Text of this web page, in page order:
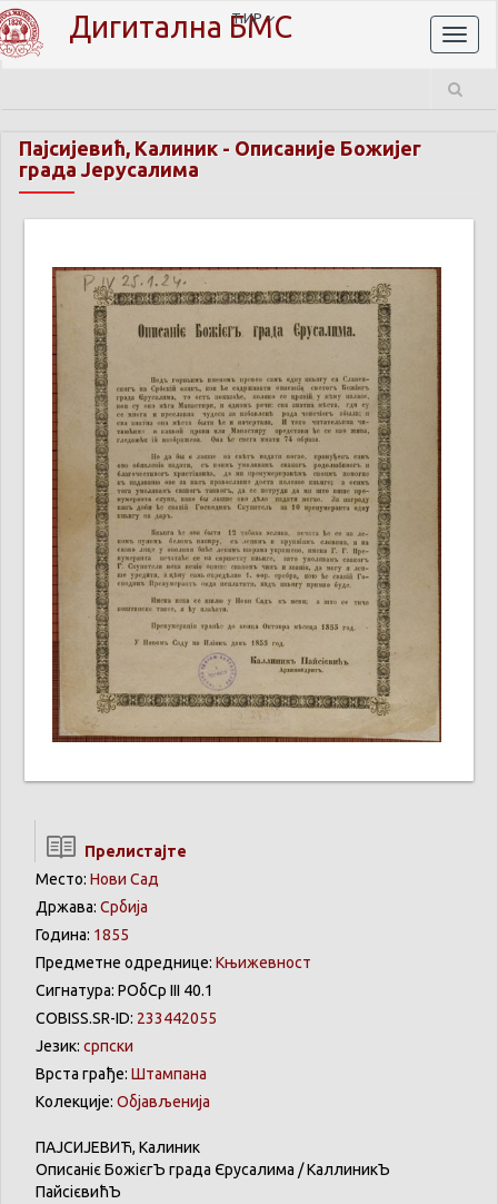
Дигитална БМС
ЋИР
Пајсијевић, Калиник - Описаније Божијег
града Јерусалима
Прелистајте
Место: Нови Сад
Држава: Србија
Година: 1855
Предметне одреднице: Књижевност
Сигнатура: РОбСр III 40.1
COBISS.SR-ID: 233442055
Језик: српски
Врста грађе: Штампана
Колекције: Објављенија
ПАЈСИЈЕВИЋ, Калиник
ОписанієБожієгЪ града Єрусалима /КаллиникЪ
ПайсієвићЪ